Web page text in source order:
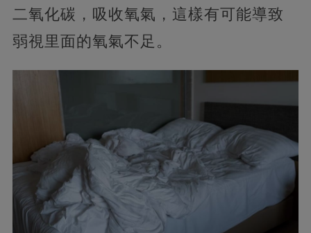
二氧化碳，吸收氧氣，這樣有可能導致
弱視里面的氧氣不足。